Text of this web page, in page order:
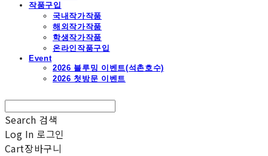
작품구입
국내작가작품
해외작가작품
학생작가작품
온라인작품구입
Event
2026 블루밍 이벤트(석촌호수)
2026 첫방문 이벤트
Search 검색
Log In 로그인
Cart장바구니